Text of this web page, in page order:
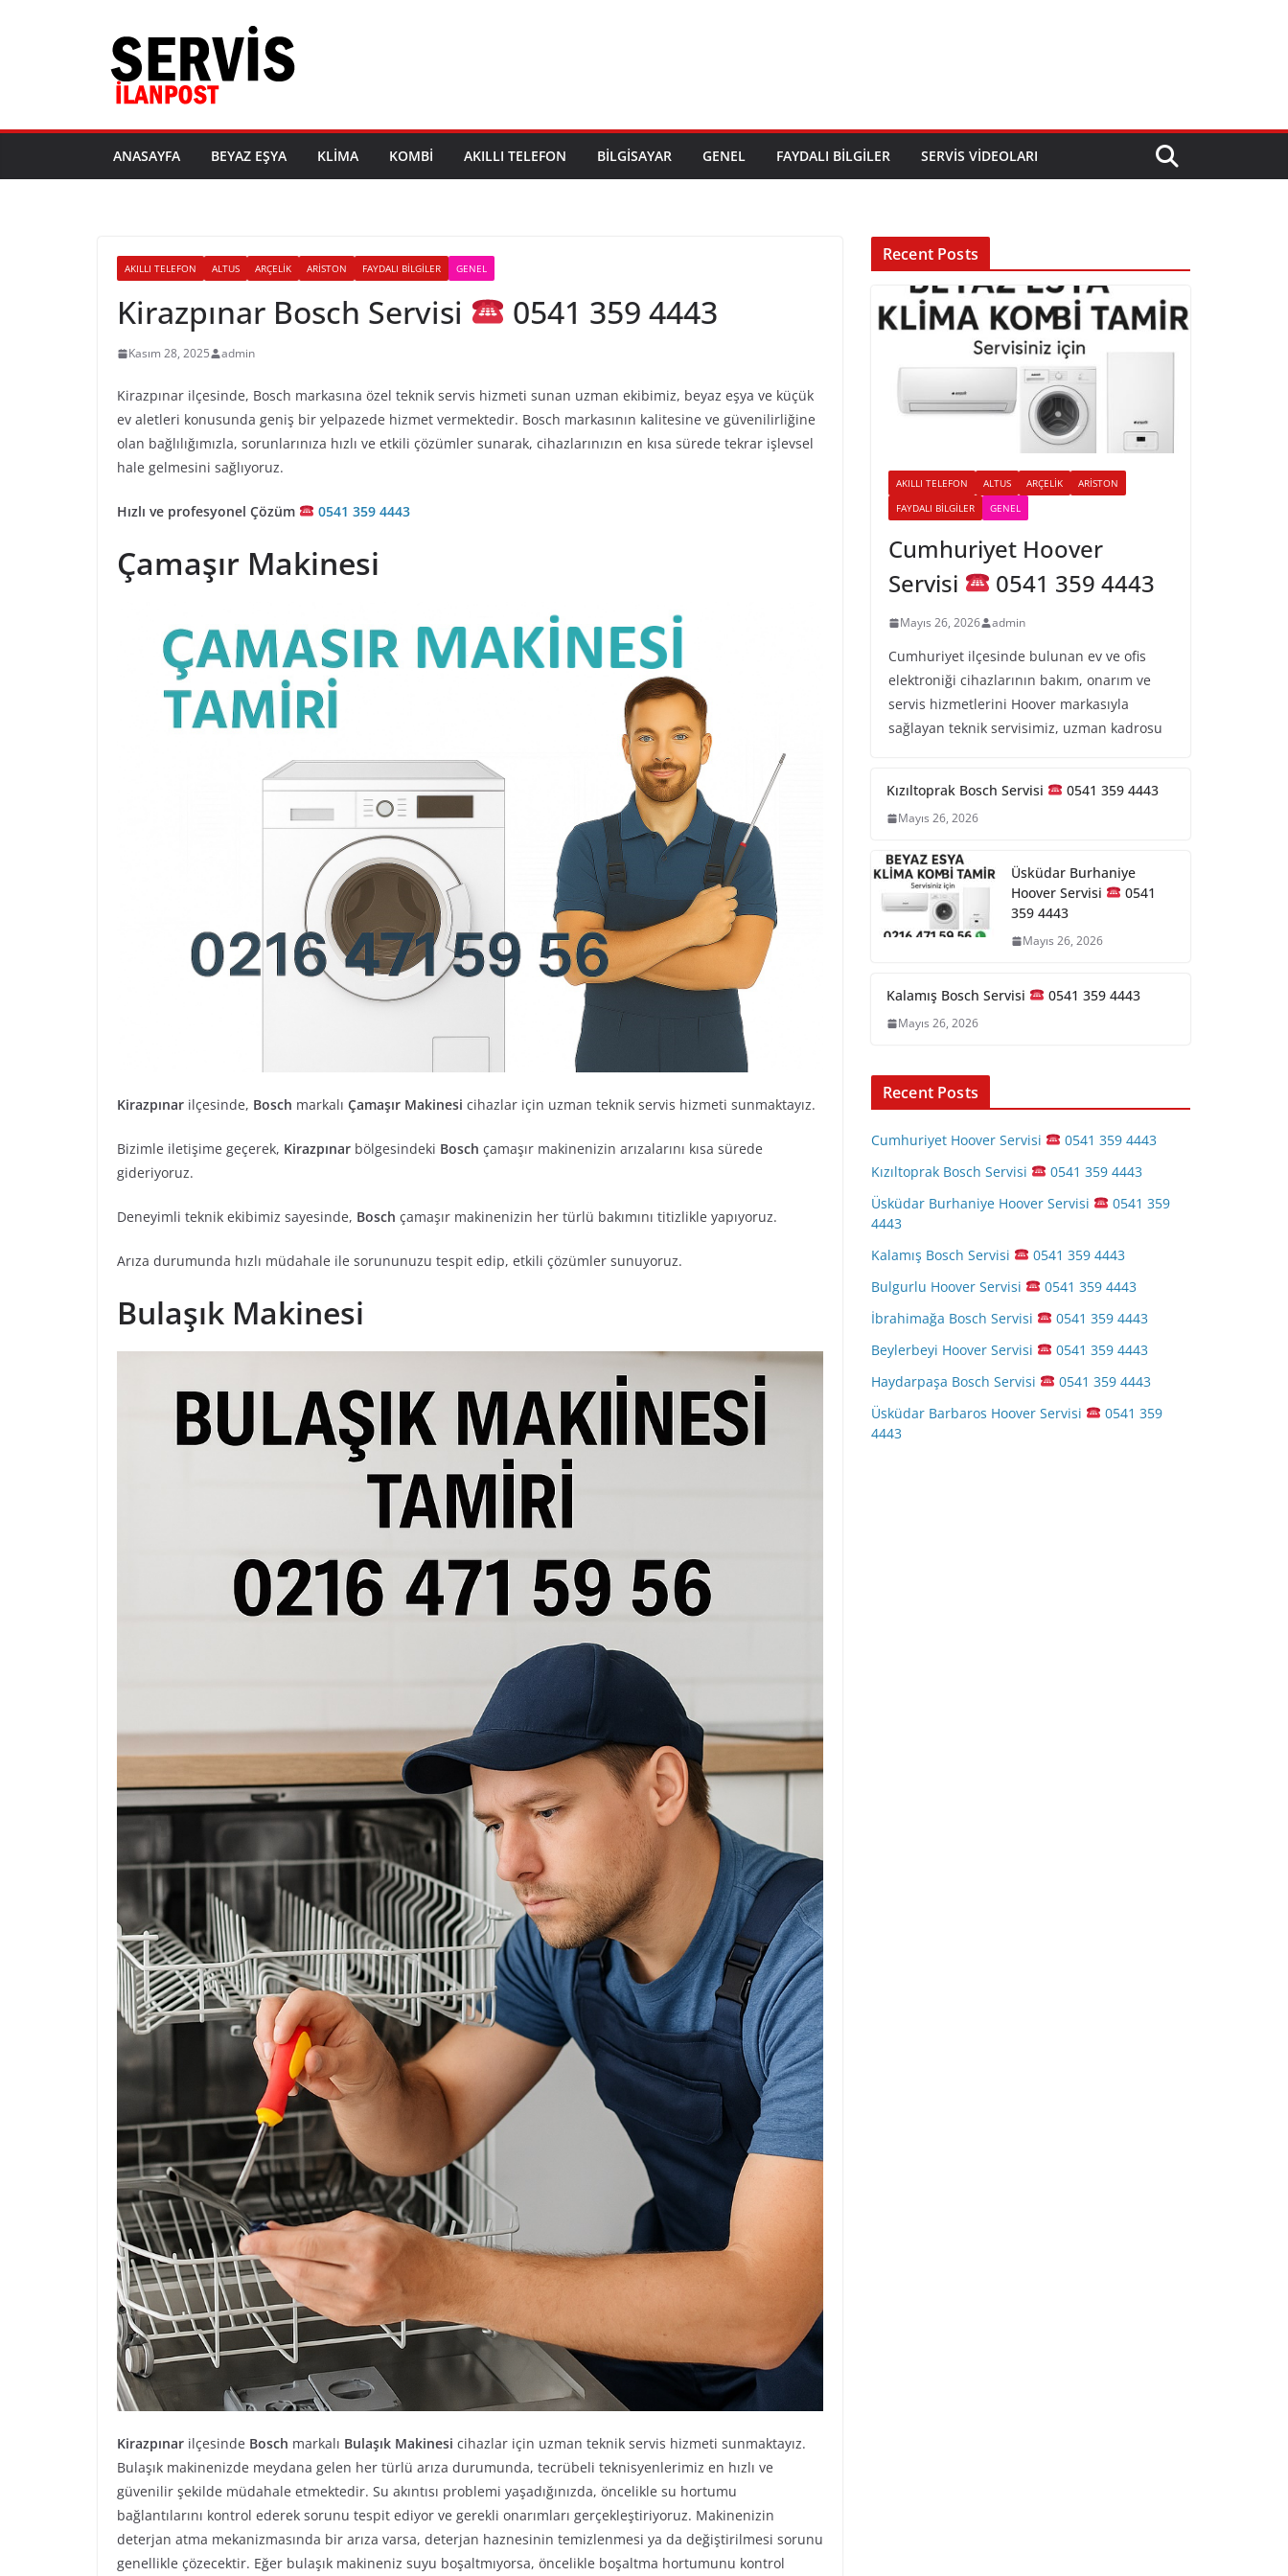
ANASAYFA BEYAZ EŞYA KLIMA KOMBI AKILLI TELEFON BILGISAYAR GENEL FAYDALI BILGILER SERVIS VIDEOLARI
AKILLI TELEFON ALTUS ARÇELIK ARISTON FAYDALI BILGILER GENEL
Kirazpınar Bosch Servisi 0541 359 4443
Kasım 28, 2025 admin
Kirazpınar ilçesinde, Bosch markasına özel teknik servis hizmeti sunan uzman ekibimiz, beyaz eşya ve küçük
ev aletleri konusunda geniş bir yelpazede hizmet vermektedir. Bosch markasının kalitesine ve güvenilirliğine
olan bağlılığımızla, sorunlarınıza hızlı ve etkili çözümler sunarak, cihazlarınızın en kısa sürede tekrar işlevsel
hale gelmesini sağlıyoruz.
Hızlı ve profesyonel Çözüm 0541 359 4443
Çamaşır Makinesi
Kirazpınar ilçesinde, Bosch markalı Çamaşır Makinesi cihazlar için uzman teknik servis hizmeti sunmaktayız.
Bizimle iletişime geçerek, Kirazpınar bölgesindeki Bosch çamaşır makinenizin arızalarını kısa sürede
gideriyoruz.
Deneyimli teknik ekibimiz sayesinde, Bosch çamaşır makinenizin her türlü bakımını titizlikle yapıyoruz.
Arıza durumunda hızlı müdahale ile sorununuzu tespit edip, etkili çözümler sunuyoruz.
Bulaşık Makinesi
Kirazpınar ilçesinde Bosch markalı Bulaşık Makinesi cihazlar için uzman teknik servis hizmeti sunmaktayız.
Bulaşık makinenizde meydana gelen her türlü arıza durumunda, tecrübeli teknisyenlerimiz en hızlı ve
güvenilir şekilde müdahale etmektedir. Su akıntısı problemi yaşadığınızda, öncelikle su hortumu
bağlantılarını kontrol ederek sorunu tespit ediyor ve gerekli onarımları gerçekleştiriyoruz. Makinenizin
deterjan atma mekanizmasında bir arıza varsa, deterjan haznesinin temizlenmesi ya da değiştirilmesi sorunu
genellikle çözecektir. Eğer bulaşık makineniz suyu boşaltmıyorsa, öncelikle boşaltma hortumunu kontrol
Recent Posts
AKILLI TELEFON ALTUS ARÇELIK
ARISTON
FAYDALI BILGILER
GENEL
Cumhuriyet Hoover
Servisi
0541 359 4443
Mayıs 26, 2026 admin
Cumhuriyet ilçesinde bulunan ev ve ofis
elektroniği cihazlarının bakım, onarım ve
servis hizmetlerini Hoover markasıyla
sağlayan teknik servisimiz, uzman kadrosu
Kızıltoprak Bosch Servisi 0541 359 4443
Mayıs 26, 2026
Üsküdar Burhaniye
Hoover Servisi
0541
359 4443
Mayıs 26, 2026
Kalamış Bosch Servisi 0541 359 4443
Mayıs 26, 2026
Recent Posts
Cumhuriyet Hoover Servisi
0541 359 4443
Kızıltoprak Bosch Servisi
0541 359 4443
Üsküdar Burhaniye Hoover Servisi
0541 359
4443
Kalamış Bosch Servisi
0541 359 4443
Bulgurlu Hoover Servisi
0541 359 4443
İbrahimağa Bosch Servisi
0541 359 4443
Beylerbeyi Hoover Servisi
0541 359 4443
Haydarpaşa Bosch Servisi
0541 359 4443
Üsküdar Barbaros Hoover Servisi
0541 359
4443